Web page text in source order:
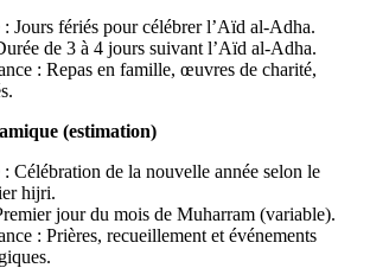
Jours fériés pour célébrer l’Aïd al-Adha.
de 3 à 4 jours suivant l’Aïd al-Adha.
: Repas en famille, œuvres de charité,
(estimation)
Célébration de la nouvelle année selon le
hijri.
jour du mois de Muharram (variable).
: Prières, recueillement et événements